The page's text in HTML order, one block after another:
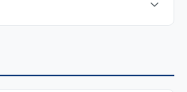
sahne